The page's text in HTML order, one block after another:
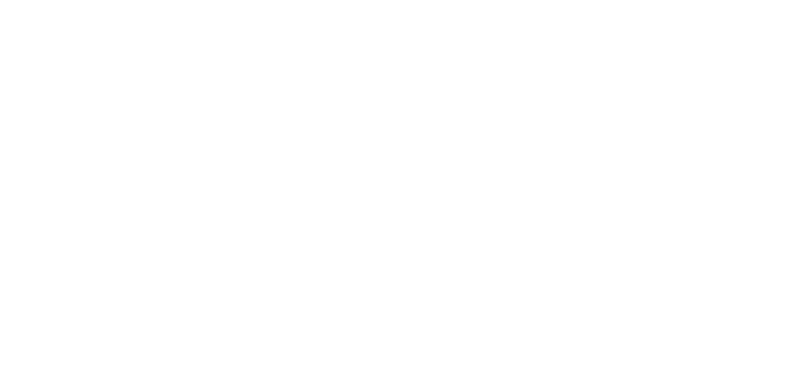
虎爺神威護持，庇佑闔家平安、財運亨通、事業順遂、百邪退散。
們協助您的廟宇推廣。
仰